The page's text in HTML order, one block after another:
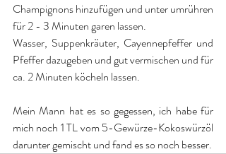
Champignons hinzufügen und unter umrühren
für 2 - 3 Minuten garen lassen.
Wasser, Suppenkräuter, Cayennepfeffer und
Pfeffer dazugeben und gut vermischen und für
ca. 2 Minuten köcheln lassen.
Mein Mann hat es so gegessen, ich habe für
mich noch 1 TL vom 5-Gewürze-Kokoswürzöl
darunter gemischt und fand es so noch besser.